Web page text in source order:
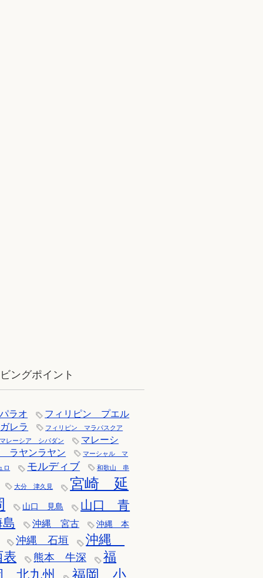
ングポイント
パラオ
フィリピン プエル
ガレラ
フィリピン マラパスクア
マレーシア シパダン
マレーシ
ラヤンラヤン
マーシャル マ
ロ
モルディブ 和歌山 串
大分 津久見
宮崎 延
山口 見島
山口 青
沖縄 宮古
沖縄 本
沖縄 石垣
沖縄
表
熊本 牛深
福
北九州
福岡 小